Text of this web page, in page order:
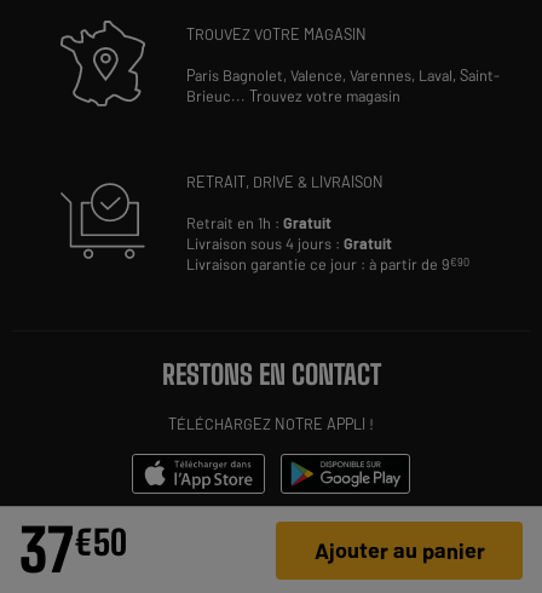
37€50 Ajouter au panier
TROUVEZ VOTRE MAGASIN
Paris Bagnolet,Valence,Varennes, Laval,Saint-
Brieuc...Trouvez votre magasin
RETRAIT, DRIVE & LIVRAISON
Retrait en 1h :Gratuit
Livraison sous 4 jours :Gratuit
Livraison garantie ce jour : à partir de 9€90
RESTONS EN CONTACT
TÉLÉCHARGEZ NOTRE APPLI !
INSCRIVEZ-VOUS À NOTRE NEWSLETTER PERSONNALISÉE